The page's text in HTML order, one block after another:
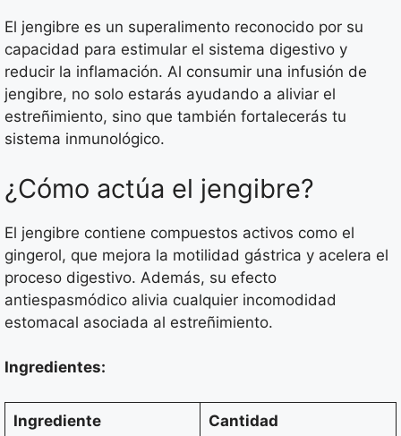
El jengibre es un superalimento reconocido por su
capacidad para estimular el sistema digestivo y
reducir la inflamación. Al consumir una infusión de
jengibre, no solo estarás ayudando a aliviar el
estreñimiento, sino que también fortalecerás tu
sistema inmunológico.
¿Cómo actúa el jengibre?
El jengibre contiene compuestos activos como el
gingerol, que mejora la motilidad gástrica y acelera el
proceso digestivo. Además, su efecto
antiespasmódico alivia cualquier incomodidad
estomacal asociada al estreñimiento.
Ingredientes:
Ingrediente Cantidad